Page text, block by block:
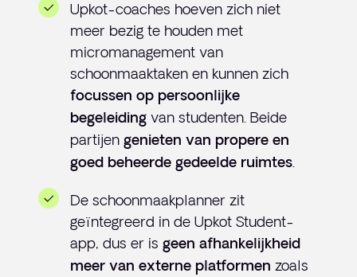
Upkot-coaches hoeven zich niet
meer bezig te houden met
micromanagement van
schoonmaaktaken en kunnen zich
focussen op persoonlijke
begeleiding van studenten. Beide
partijen genieten van propere en
goed beheerde gedeelde ruimtes.
De schoonmaakplanner zit
geïntegreerd in de Upkot Student-
app, dus er is geen afhankelijkheid
meer van externe platformen zoals